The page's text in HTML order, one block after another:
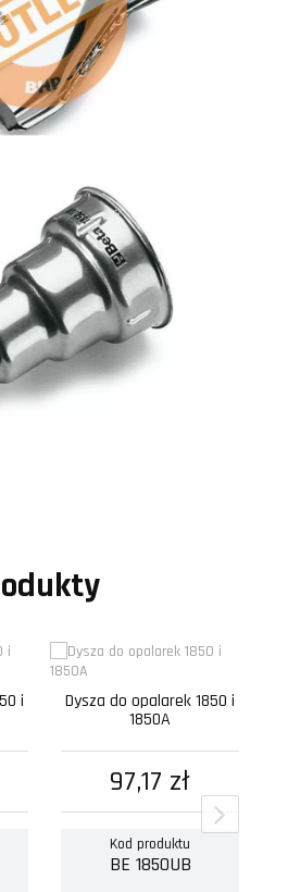
i
Dysza do opalarek 1850 i
1850A
97,17 zł
Kod produktu
BE 1850UB